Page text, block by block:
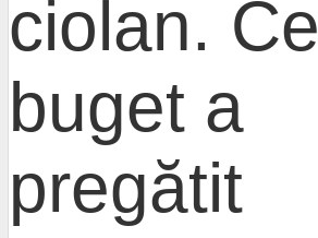
ciolan. Ce
buget a
pregătit